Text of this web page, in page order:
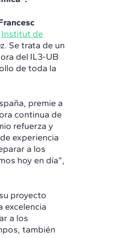
Institut de
Se trata de un
del IL3-UB
de toda la
premie a
continua de
refuerza y
experiencia
a los
hoy en día”,
proyecto
excelencia
a los
también